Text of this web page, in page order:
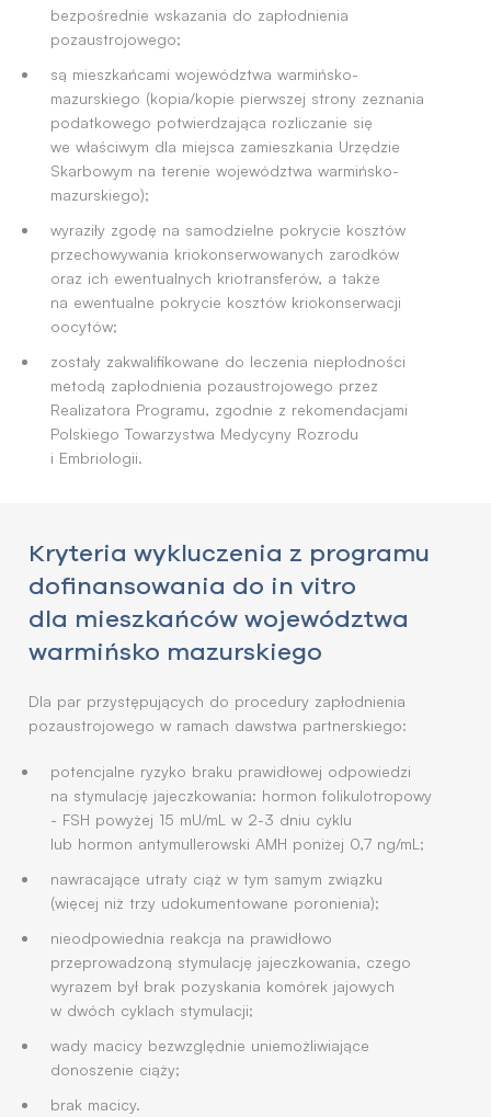
bezpośrednie wskazania do zapłodnienia
pozaustrojowego;
są mieszkańcami województwa warmińsko-
mazurskiego (kopia/kopie pierwszej strony zeznania
podatkowego potwierdzająca rozliczanie się
we właściwym dla miejsca zamieszkania Urzędzie
Skarbowym na terenie województwa warmińsko-
mazurskiego);
wyraziły zgodę na samodzielne pokrycie kosztów
przechowywania kriokonserwowanych zarodków
oraz ich ewentualnych kriotransferów, a także
na ewentualne pokrycie kosztów kriokonserwacji
oocytów;
zostały zakwalifikowane do leczenia niepłodności
metodą zapłodnienia pozaustrojowego przez
Realizatora Programu, zgodnie z rekomendacjami
Polskiego Towarzystwa Medycyny Rozrodu
i Embriologii.
Kryteria wykluczenia z programu
dofinansowania do in vitro
dla mieszkańców województwa
warmińsko mazurskiego
Dla par przystępujących do procedury zapłodnienia
pozaustrojowego w ramach dawstwa partnerskiego:
potencjalne ryzyko braku prawidłowej odpowiedzi
na stymulację jajeczkowania: hormon folikulotropowy
- FSH powyżej 15 mU/mL w 2-3 dniu cyklu
lub hormon antymullerowski AMH poniżej 0,7 ng/mL;
nawracające utraty ciąż w tym samym związku
(więcej niż trzy udokumentowane poronienia);
nieodpowiednia reakcja na prawidłowo
przeprowadzoną stymulację jajeczkowania, czego
wyrazem był brak pozyskania komórek jajowych
w dwóch cyklach stymulacji;
wady macicy bezwzględnie uniemożliwiające
donoszenie ciąży;
brak macicy.